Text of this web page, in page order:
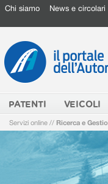
Chi siamo News e circolari
PATENTI VEICOLI
Servizi online // Ricerca e